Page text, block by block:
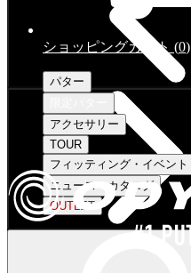
ショッピングカート (0)
パター
アクセサリー
TOUR
フィッティング・イベント
ニュース・カタログ
OUTLET